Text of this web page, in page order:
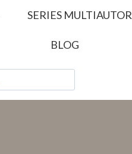
SERIES MULTIAUTOR
BLOG